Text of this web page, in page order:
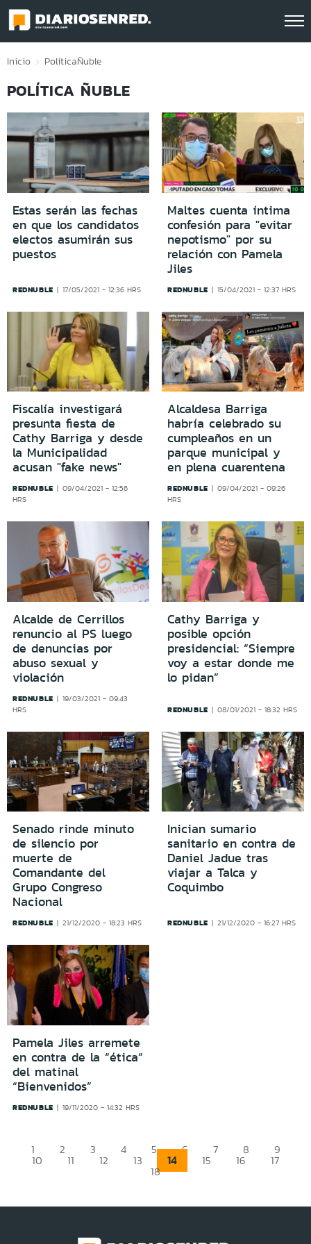
Click acá para ir directamente al contenido
Inicio PolíticaÑuble
POLÍTICA ÑUBLE
Estas serán las fechas
en que los candidatos
electos asumirán sus
puestos
REDNUBLE 17/05/2021 - 12:36 HRS
Maltes cuenta íntima
confesión para "evitar
nepotismo" por su
relación con Pamela
Jiles
REDNUBLE 15/04/2021 - 12:37 HRS
Fiscalía investigará
presunta fiesta de
Cathy Barriga y desde
la Municipalidad
acusan "fake news"
REDNUBLE
09/04/2021 - 12:56
HRS
Alcaldesa Barriga
habría celebrado su
cumpleaños en un
parque municipal y
en plena cuarentena
REDNUBLE
09/04/2021 - 09:26
HRS
Alcalde de Cerrillos
renuncio al PS luego
de denuncias por
abuso sexual y
violación
REDNUBLE
19/03/2021 - 09:43
HRS
Cathy Barriga y
posible opción
presidencial: “Siempre
voy a estar donde me
lo pidan”
REDNUBLE 08/01/2021 - 18:32 HRS
Senado rinde minuto
de silencio por
muerte de
Comandante del
Grupo Congreso
Nacional
REDNUBLE 21/12/2020 - 18:23 HRS
Inician sumario
sanitario en contra de
Daniel Jadue tras
viajar a Talca y
Coquimbo
REDNUBLE 21/12/2020 - 16:27 HRS
Pamela Jiles arremete
en contra de la “ética”
del matinal
“Bienvenidos”
REDNUBLE 19/11/2020 - 14:32 HRS
1 2 3 4 5 6 7 8 9
10 11 12 13 14 15 16 17
18